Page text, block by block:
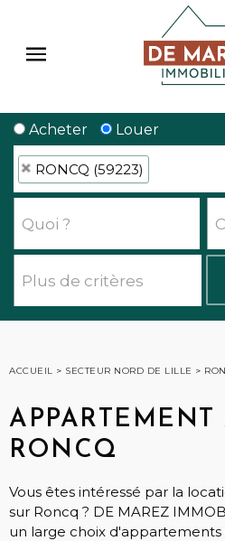
Acheter Louer
RONCQ (59223)
ACCUEIL > SECTEUR NORD DE LILLE >
RONCQ
Vous êtes intéressé par la
sur Roncq ? DE MAREZ
un large choix d'appartements